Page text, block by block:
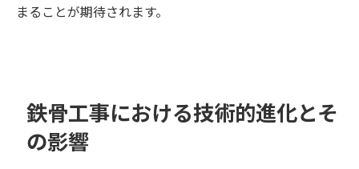
まることが期待されます。
鉄骨工事における技術的進化とそ
の影響